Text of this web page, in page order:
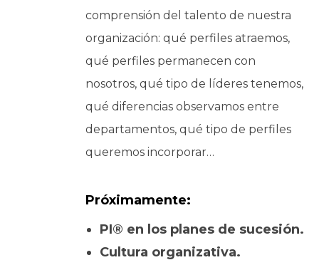
comprensión del talento de nuestra
organización: qué perfiles atraemos,
qué perfiles permanecen con
nosotros, qué tipo de líderes tenemos,
qué diferencias observamos entre
departamentos, qué tipo de perfiles
queremos incorporar…
Próximamente:
PI® en los planes de sucesión.
Cultura organizativa.